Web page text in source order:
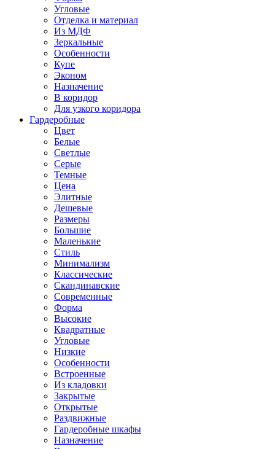
Угловые
Отделка и материал
Из МДФ
Зеркальные
Особенности
Купе
Эконом
Назначение
В коридор
Для узкого коридора
Гардеробные
Цвет
Белые
Светлые
Серые
Темные
Цена
Элитные
Дешевые
Размеры
Большие
Маленькие
Стиль
Минимализм
Классические
Скандинавские
Современные
Форма
Высокие
Квадратные
Угловые
Низкие
Особенности
Встроенные
Из кладовки
Закрытые
Открытые
Раздвижные
Гардеробные шкафы
Назначение